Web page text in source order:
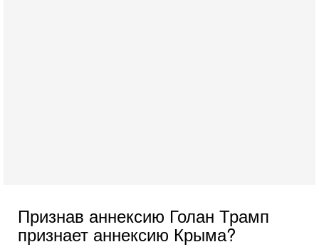
Признав аннексию Голан Трамп
признает аннексию Крыма?